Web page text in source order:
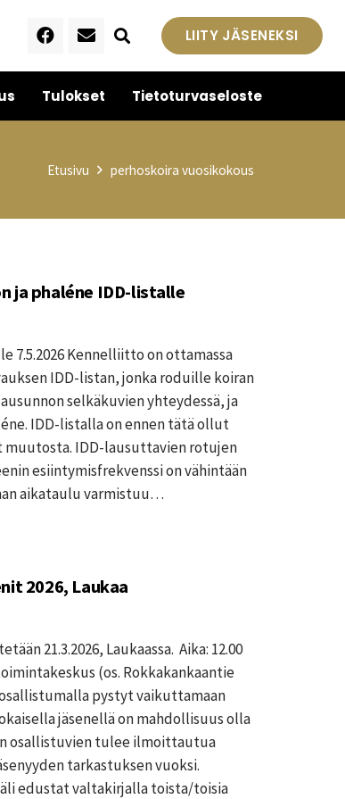
LIITY JÄSENEKSI
Tulokset Tietoturvaseloste
Etusivu perhoskoira vuosikokous
ja phaléne IDD-listalle
Kennelliitto on ottamassa
IDD-listan, jonka roduille koiran
selkäkuvien yhteydessä, ja
IDD-listalla on ennen tätä ollut
muutosta. IDD-lausuttavien rotujen
esiintymisfrekvenssi on vähintään
aikataulu varmistuu…
2026, Laukaa
21.3.2026, Laukaassa. Aika: 12.00
(os. Rokkakankaantie
osallistumalla pystyt vaikuttamaan
jäsenellä on mahdollisuus olla
osallistuvien tulee ilmoittautua
tarkastuksen vuoksi.
edustat valtakirjalla toista/toisia